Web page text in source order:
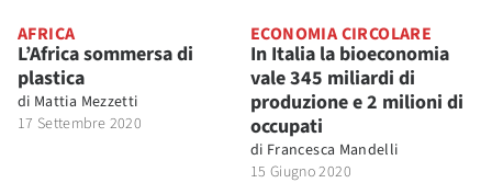
AFRICA
L’Africa sommersa di
plastica
di Mattia Mezzetti
17 Settembre 2020
ECONOMIA CIRCOLARE
In Italia la bioeconomia
vale 345 miliardi di
produzione e 2 milioni di
occupati
di Francesca Mandelli
15 Giugno 2020